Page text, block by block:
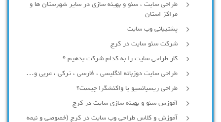
طراحی سایت ، سئو و بهینه سازی در سایر شهرستان ها و
مراکز استان
پشتیبانی وب سایت
شرکت سئو سایت در کرج
کار طراحی سایت را به کدام شرکت بدهیم ؟
طراحی سایت دوزبانه انگلیسی ، فارسی ، ترکی ، عربی و…
طراحی ریسپانسیو یا واکنشگرا چیست؟
آموزش سئو و بهینه سازی سایت در کرج
آموزش و کلاس طراحی وب سایت در کرج (خصوصی و نیمه